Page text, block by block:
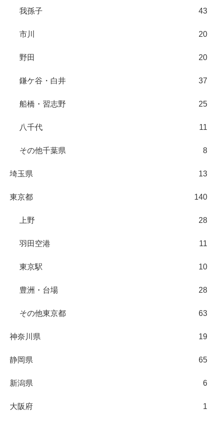
我孫子 43
市川 20
野田 20
鎌ケ谷・白井 37
船橋・習志野 25
八千代 11
その他千葉県 8
埼玉県 13
東京都 140
上野 28
羽田空港 11
東京駅 10
豊洲・台場 28
その他東京都 63
神奈川県 19
静岡県 65
新潟県 6
大阪府 1